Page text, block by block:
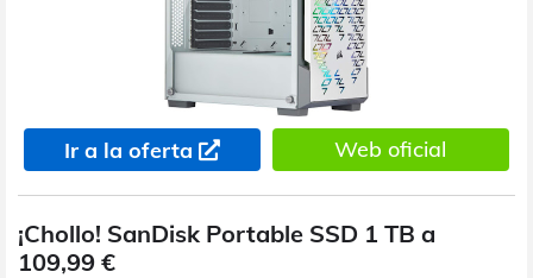
Ir a la oferta Web oficial
¡Chollo! SanDisk Portable SSD 1 TB a
109,99 €